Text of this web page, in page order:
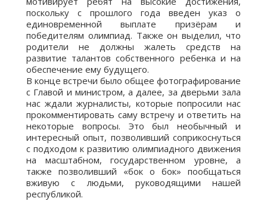
поскольку с прошлого года введен указ о
единовременной выплате призёрам и
победителям олимпиад. Также он выделил, что
родители не должны жалеть средств на
развитие талантов собственного ребенка и на
обеспечение ему будущего.
В конце встречи было общее фотографирование
с Главой и министром, а далее, за дверьми зала
нас ждали журналисты, которые попросили нас
прокомментировать саму встречу и ответить на
некоторые вопросы. Это был необычный и
интересный опыт, позволивший соприкоснуться
с подходом к развитию олимпиадного движения
на масштабном, государственном уровне, а
также позволивший «бок о бок» пообщаться
вживую с людьми, руководящими нашей
республикой.